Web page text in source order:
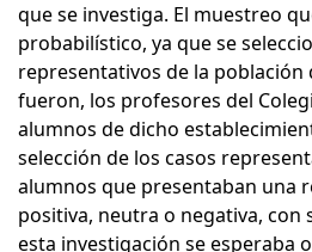
que se investiga. El muestreo
probabilístico, ya que se
representativos de la población
fueron, los profesores del
alumnos de dicho
selección de los casos
alumnos que presentaban una
positiva, neutra o negativa, con
esta investigación se esperaba